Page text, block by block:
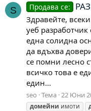
S Продава се:
Здравейте,
уеб
една солидна
да вдъхва
се помни лесно
всичко това е
един...
seo Тема 22 Юни
домейни имоти